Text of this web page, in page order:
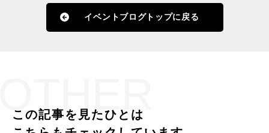
イベントブログトップに戻る
この記事を見たひとは